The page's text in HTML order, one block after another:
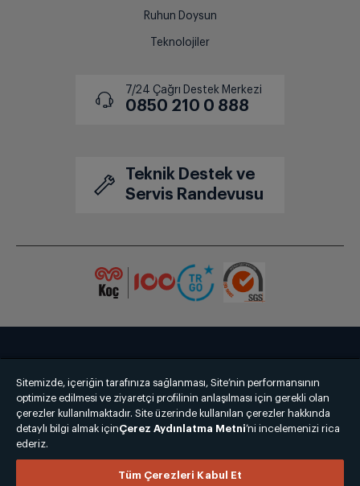
Ruhun Doysun
Teknolojiler
7/24 Çağrı Destek Merkezi
0850 210 0 888
Teknik Destek ve
Servis Randevusu
Satış Sözleşmesi
© 2025 grundig.com.tr
Sitemizde, içeriğin tarafınıza sağlanması, Site’nin performansının
optimize edilmesi ve ziyaretçi profilinin anlaşılması için gerekli olan
çerezler kullanılmaktadır. Site üzerinde kullanılan çerezler hakkında
detaylı bilgi almak içinÇerez Aydınlatma Metni’ni incelemenizi rica
ederiz.
Tüm Çerezleri Kabul Et